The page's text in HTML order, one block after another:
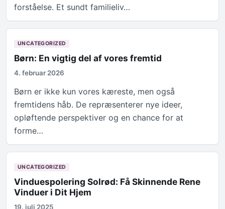
forståelse. Et sundt familieliv…
UNCATEGORIZED
Børn: En vigtig del af vores fremtid
4. februar 2026
Børn er ikke kun vores kæreste, men også
fremtidens håb. De repræsenterer nye ideer,
opløftende perspektiver og en chance for at
forme…
UNCATEGORIZED
Vinduespolering Solrød: Få Skinnende Rene
Vinduer i Dit Hjem
19. juli 2025